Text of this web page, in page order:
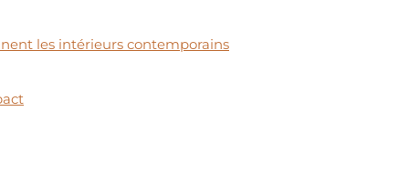
les intérieurs contemporains